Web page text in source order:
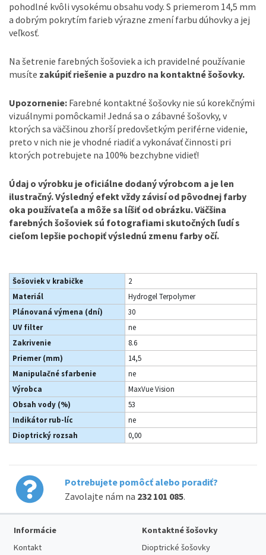
pohodlné kvôli vysokému obsahu vody. S priemerom 14,5 mm
a dobrým pokrytím farieb výrazne zmení farbu dúhovky a jej
veľkosť.
Na šetrenie farebných šošoviek a ich pravidelné používanie
musíte zakúpiť riešenie a puzdro na kontaktné šošovky.
Upozornenie: Farebné kontaktné šošovky nie sú korekčnými
vizuálnymi pomôckami! Jedná sa o zábavné šošovky, v
ktorých sa väčšinou zhorší predovšetkým periférne videnie,
preto v nich nie je vhodné riadiť a vykonávať činnosti pri
ktorých potrebujete na 100% bezchybne vidieť!
Údaj o výrobku je oficiálne dodaný výrobcom a je len
ilustračný. Výsledný efekt vždy závisí od pôvodnej farby
oka používateľa a môže sa líšiť od obrázku. Väčšina
farebných šošoviek sú fotografiami skutočných ľudí s
cieľom lepšie pochopiť výslednú zmenu farby očí.
Šošoviek v krabičke
2
Materiál
Hydrogel Terpolymer
Plánovaná výmena (dní)
30
UV filter
ne
Zakrivenie
8.6
Priemer (mm)
14,5
Manipulačné sfarbenie
ne
Výrobca
MaxVue Vision
Obsah vody (%)
53
Indikátor rub-líc
ne
Dioptrický rozsah
0,00
Potrebujete pomôcť alebo poradiť?
Zavolajte nám na 232 101 085.
Informácie
Kontakt
Kontaktné šošovky
Dioptrické šošovky